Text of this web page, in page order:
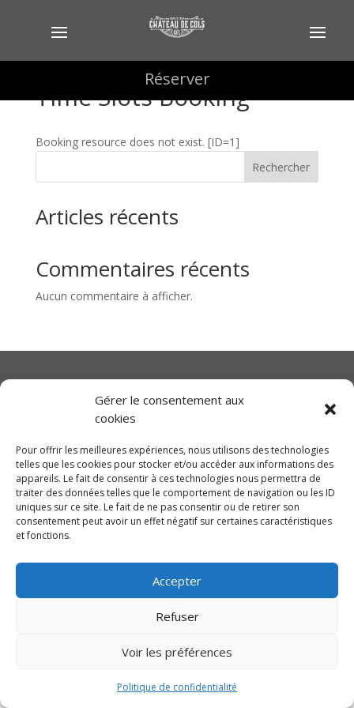
Gérer le consentement aux
cookies
Pour offrir les meilleures expériences, nous utilisons des technologies
telles que les cookies pour stocker et/ou accéder aux informations des
appareils. Le fait de consentir à ces technologies nous permettra de
traiter des données telles que le comportement de navigation ou les ID
uniques sur ce site. Le fait de ne pas consentir ou de retirer son
consentement peut avoir un effet négatif sur certaines caractéristiques
et fonctions.
Accepter
Refuser
Voir les préférences
Politique de confidentialité
Réserver
Time Slots Booking
Booking resource does not exist. [ID=1]
Rechercher
Articles récents
Commentaires récents
Aucun commentaire à afficher.
Notre château Histoire
Emplacement
Règlement intérieur et accessibilité